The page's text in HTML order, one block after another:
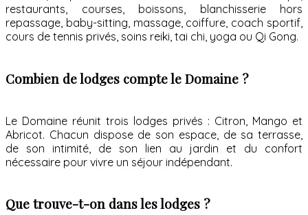
restaurants, courses, boissons, blanchisserie hors
repassage, baby-sitting, massage, coiffure, coach sportif,
cours de tennis privés, soins reiki, tai chi, yoga ou Qi Gong.
Combien de lodges compte le Domaine ?
Le Domaine réunit trois lodges privés : Citron, Mango et
Abricot. Chacun dispose de son espace, de sa terrasse,
de son intimité, de son lien au jardin et du confort
nécessaire pour vivre un séjour indépendant.
Que trouve-t-on dans les lodges ?